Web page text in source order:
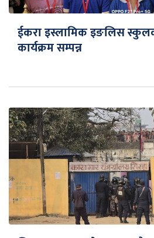
ईकरा इस्लामिक इङलिस
कार्यक्रम सम्पन्न